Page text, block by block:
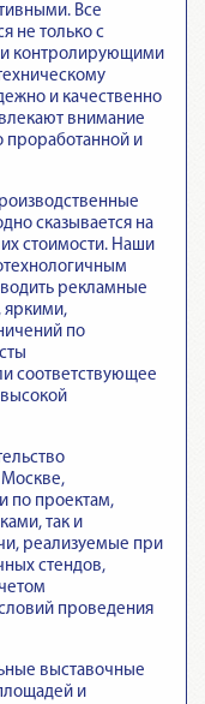
Все
не только с
контролирующими
и качественно
внимание
проработанной и
сказывается на
стоимости. Наши
рекламные
яркими,
по
соответствующее
Москве,
по проектам,
так и
реализуемые при
стендов,
проведения
выставочные
и